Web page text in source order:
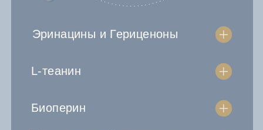
Эринацины и Гериценоны
L-теанин
Биоперин